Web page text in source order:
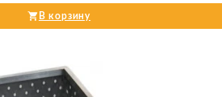
В корзину